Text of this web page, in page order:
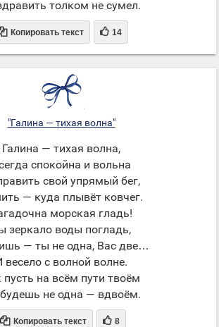
толком не сумел.
Копировать текст  14
"Галина — тихая волна"
Галина — тихая волна,
спокойна и вольна
свой упрямый бег,
— куда плывёт ковчег.
морская гладь!
зеркало воды погладь,
— ты не одна, Вас две…
весело с волной волне.
пусть на всём пути твоём
не одна — вдвоём.
 Копировать текст  8